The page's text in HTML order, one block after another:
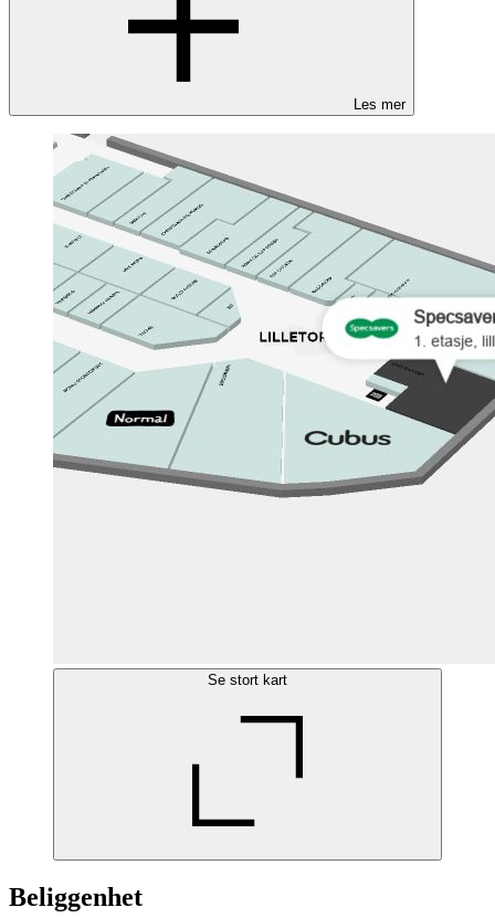
Les mer
Se stort kart
Beliggenhet